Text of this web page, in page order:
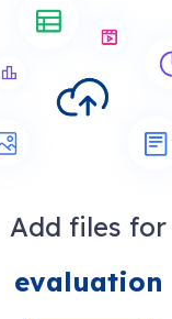
Add files for
evaluation